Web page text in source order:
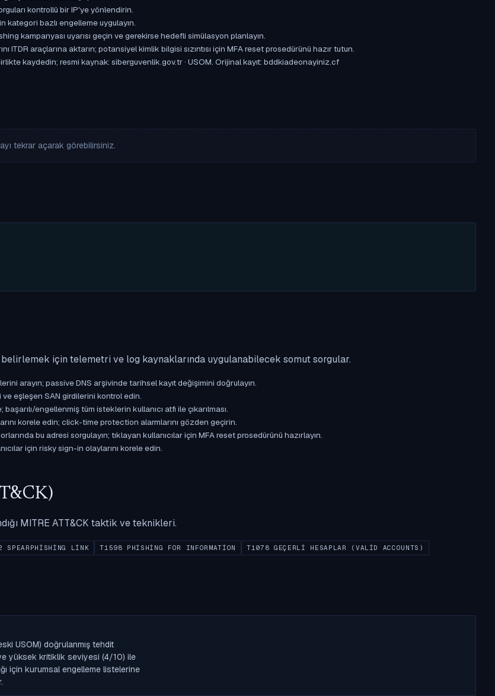
kontrollü bir IP'ye yönlendirin.
bazlı engelleme uygulayın.
kampanyası uyarısı geçin ve gerekirse hedefli simülasyon planlayın.
araçlarına aktarın; potansiyel kimlik bilgisi sızıntısı için MFA reset prosedürünü hazır tutun.
kaydedin; resmi kaynak: siberguvenlik.gov.tr · USOM. Orijinal kayıt: bddkiadeonayiniz.cf
tekrar açarak görebilirsiniz.
belirlemek için telemetri ve log kaynaklarında uygulanabilecek somut sorgular.
arayın; passive DNS arşivinde tarihsel kayıt değişimini doğrulayın.
eşleşen SAN girdilerini kontrol edin.
engellenmiş tüm isteklerin kullanıcı atfı ile çıkarılması.
korele edin; click-time protection alarmlarını gözden geçirin.
bu adresi sorgulayın; tıklayan kullanıcılar için MFA reset prosedürünü hazırlayın.
için risky sign-in olaylarını korele edin.
MITRE ATT&CK taktik ve teknikleri.
SPEARPHISHING LINK T1598 PHISHING FOR INFORMATION T1078 GEÇERLI HESAPLAR (VALID ACCOUNTS)
USOM) doğrulanmış tehdit
yüksek kritiklik seviyesi (4/10) ile
için kurumsal engelleme listelerine